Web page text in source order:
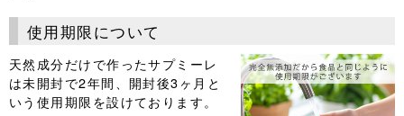
使用期限について
天然成分だけで作ったサプミーレ
は未開封で2年間、開封後3ヶ月と
いう使用期限を設けております。